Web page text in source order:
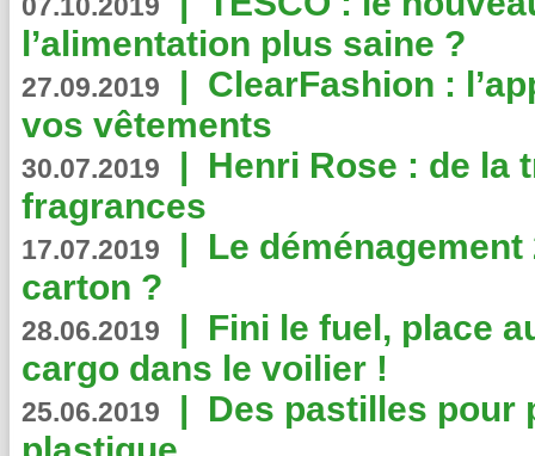
l’alimentation plus saine ?
27.09.2019 | ClearFashion :
vos vêtements
30.07.2019 | Henri Rose : de la
fragrances
17.07.2019 | Le
carton ?
28.06.2019 | Fini le fuel, place
cargo dans le voilier !
25.06.2019 | Des pastilles pour